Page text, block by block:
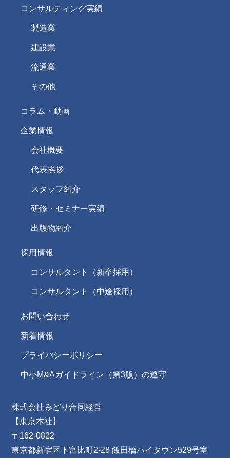
コンサルティング実績
製造業
建設業
流通業
その他
コラム・動画
企業情報
会社概要
代表挨拶
スタッフ紹介
研修・セミナー実績
出版物紹介
採用情報
コンサルタント（新卒採用）
コンサルタント（中途採用）
お問い合わせ
新着情報
プライバシーポリシー
中小M&Aガイドライン（第3版）の遵守
株式会社みどり合同経営
【東京本社】
〒162-0822
東京都新宿区下宮比町2-28 飯田橋ハイタウン529号室